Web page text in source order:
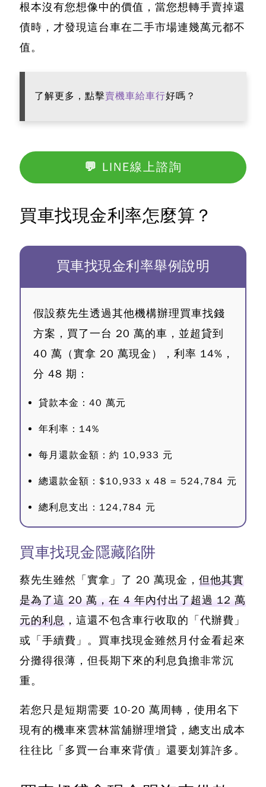
根本沒有您想像中的價值，當您想轉手賣掉還
債時，才發現這台車在二手市場連幾萬元都不
值。
了解更多，點擊賣機車給車行好嗎？
💬 LINE線上諮詢
買車找現金利率怎麼算？
買車找現金利率舉例說明
假設蔡先生透過其他機構辦理買車找錢
方案，買了一台 20 萬的車，並超貸到
40 萬（實拿 20 萬現金），利率 14%，
分 48 期：
貸款本金：40 萬元
年利率：14%
每月還款金額：約 10,933 元
總還款金額：$10,933 x 48 = 524,784 元
總利息支出：124,784 元
買車找現金隱藏陷阱
蔡先生雖然「實拿」了 20 萬現金， 但他其實
是為了這 20 萬，在 4 年內付出了超過 12 萬
元的利息 ，這還不包含車行收取的「代辦費」
或「手續費」。 買車找現金雖然月付金看起來
分攤得很薄，但長期下來的利息負擔非常沉
重。
若您只是短期需要 10-20 萬周轉，使用名下
現有的機車來雲林當舖辦理增貸，總支出成本
往往比「多買一台車來背債」還要划算許多。